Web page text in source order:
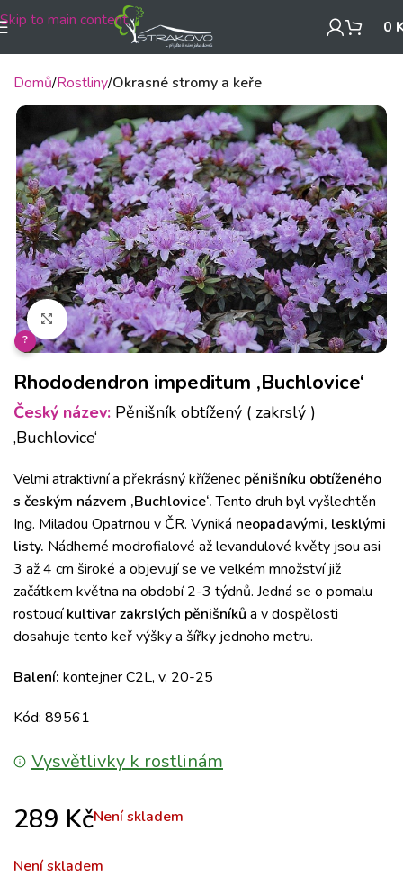
Skip to main content 0
Domů Rostliny Okrasné stromy a keře
Klikněte pro zvětšení
?
Rhododendron impeditum ‚Buchlovice‘
Český název: Pěnišník obtížený ( zakrslý )
‚Buchlovice‘
Velmi atraktivní a překrásný kříženec pěnišníku obtíženého
s českým názvem ‚Buchlovice‘.Tento druh byl vyšlechtěn
Ing. Miladou Opatrnou v ČR. Vyniká neopadavými, lesklými
listy. Nádherné modrofialové až levandulové květy jsou asi
3 až 4 cm široké a objevují se ve velkém množství již
začátkem května na období 2-3 týdnů. Jedná se o pomalu
rostoucíkultivar zakrslých pěnišníků a v dospělosti
dosahuje tento keř výšky a šířky jednoho metru.
Balení: kontejner C2L, v. 20-25
Kód: 89561
Vysvětlivky k rostlinám
289 KčNení skladem
Není skladem